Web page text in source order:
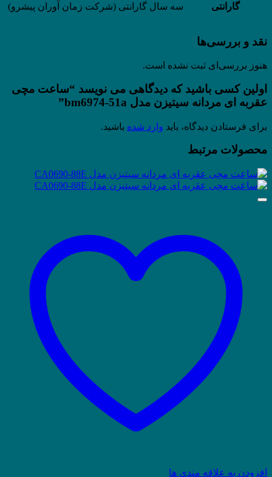
گارانتی سه سال گارانتی (شرکت زمان آوران پیشرو)
نقد و بررسی‌ها
هنوز بررسی‌ای ثبت نشده است.
اولین کسی باشید که دیدگاهی می نویسد “ساعت مچی
عقربه ای مردانه سیتیزن مدل bm6974-51a”
برای فرستادن دیدگاه، باید وارد شده باشید.
محصولات مرتبط
افزودن به علاقه مندی ها